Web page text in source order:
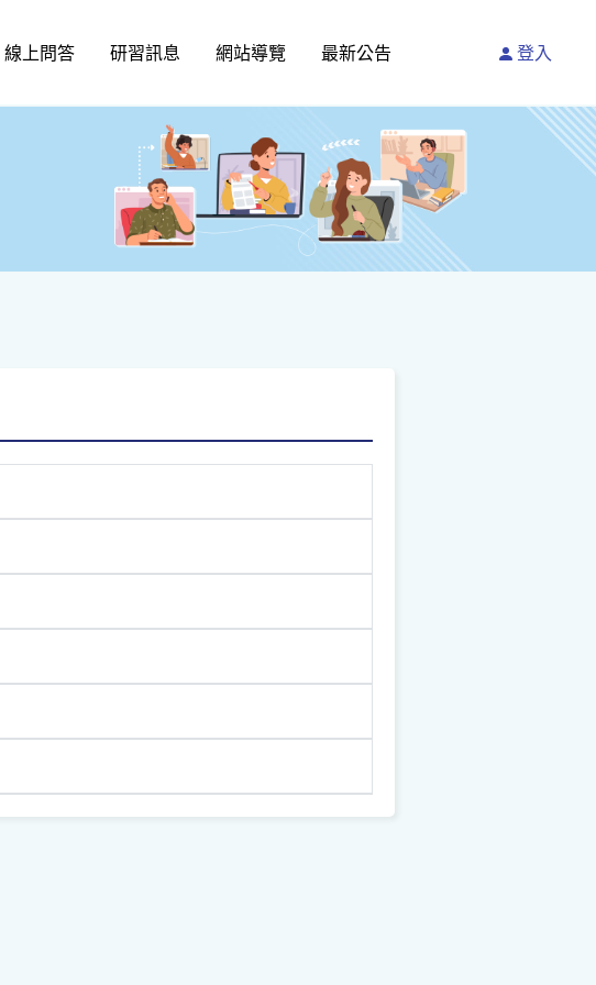
線上問答 研習訊息 網站導覽 最新公告 登入